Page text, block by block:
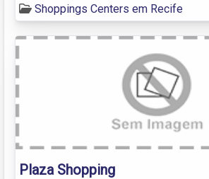
Shoppings Centers em Recife
Plaza Shopping